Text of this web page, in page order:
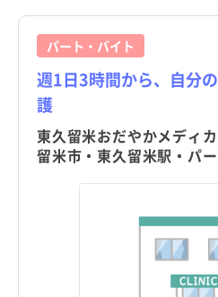
パート・バイト
週1日3時間から、自分
護
東久留米おだやかメディ
留米市・東久留米駅・パー